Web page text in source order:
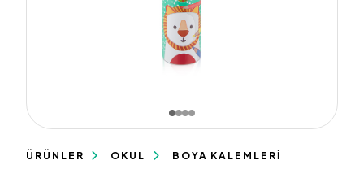
ÜRÜNLER OKUL BOYA KALEMLERİ